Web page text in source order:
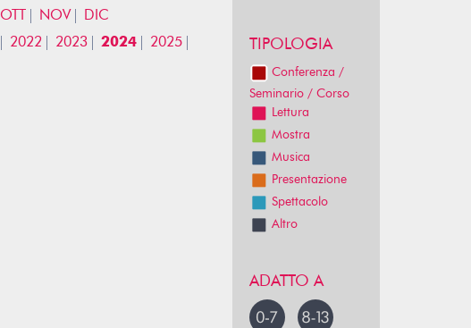
OTT NOV
DIC
2022 2023 2024
2025
TIPOLOGIA
Conferenza /
Seminario / Corso
Lettura
Mostra
Musica
Presentazione
Spettacolo
Altro
ADATTO A